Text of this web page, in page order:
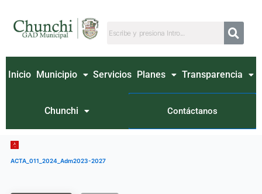
contenido
Inicio Municipio Servicios Planes Transparencia
Chunchi Contáctanos
ACTA_011_2024_Adm2023-2027